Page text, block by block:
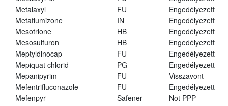
Metalaxyl
FU
Engedélyezett
Metaflumizone
IN
Engedélyezett
Mesotrione
HB
Engedélyezett
Mesosulfuron
HB
Engedélyezett
Meptyldinocap
FU
Engedélyezett
Mepiquat chlorid
PG
Engedélyezett
Mepanipyrim
FU
Visszavont
Mefentrifluconazole
FU
Engedélyezett
Mefenpyr
Safener
Not PPP